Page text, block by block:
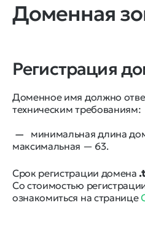
Доменная
Регистрация
Доменное имя должно
техническим требованиям:
минимальная длина
максимальная — 63.
Срок регистрации домена
Со стоимостью
ознакомиться на странице